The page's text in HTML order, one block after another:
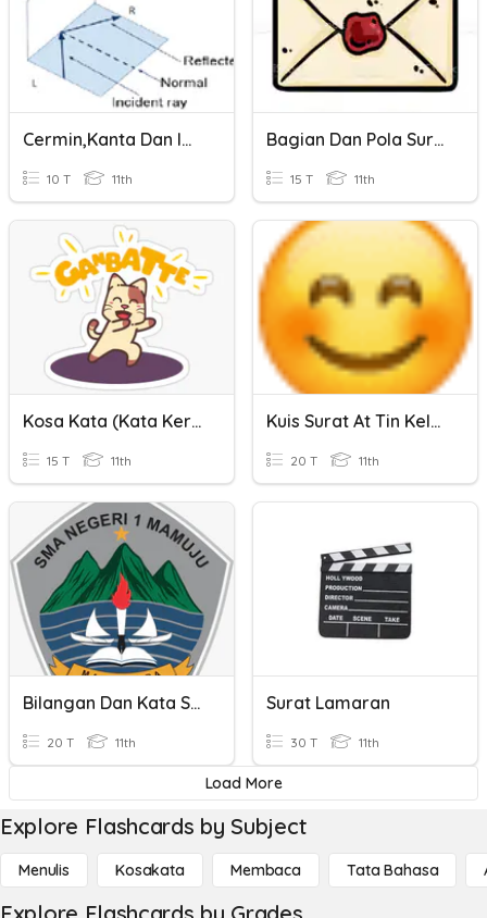
Cermin,Kanta Dan Imej
10 T 11th
Bagian Dan Pola Surat
15 T 11th
Kosa Kata (Kata Kerja Dan Obyek)
15 T 11th
Kuis Surat At Tin Kelas 5
20 T 11th
Bilangan Dan Kata Sifat
20 T 11th
Surat Lamaran
30 T 11th
Load More
Explore Flashcards by Subject
Menulis Kosakata Membaca Tata Bahasa